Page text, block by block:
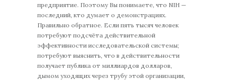
предприятие. Поэтому Вы понимаете, что NIH —
последний, кто думает о демонстрациях.
Правильно обратное. Если пять тысяч человек
потребуют подсчёта действительной
эффективности исследовательской системы;
потребуют выяснить, что в действительности
получает публика от миллиардов долларов,
дымом уходящих через трубу этой организации,